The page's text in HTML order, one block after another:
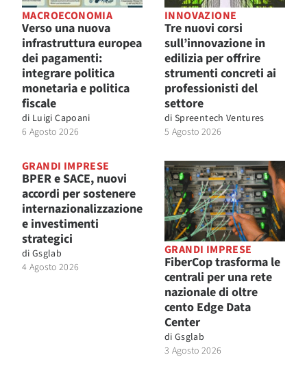
MACROECONOMIA
Verso una nuova
infrastruttura europea
dei pagamenti:
integrare politica
monetaria e politica
fiscale
di Luigi Capoani
6 Agosto 2026
INNOVAZIONE
Tre nuovi corsi
sull’innovazione in
edilizia per offrire
strumenti concreti ai
professionisti del
settore
di Spreentech Ventures
5 Agosto 2026
GRANDI IMPRESE
BPER e SACE, nuovi
accordi per sostenere
internazionalizzazione
e investimenti
strategici
di Gsglab
4 Agosto 2026
GRANDI IMPRESE
FiberCop trasforma le
centrali per una rete
nazionale di oltre
cento Edge Data
Center
di Gsglab
3 Agosto 2026